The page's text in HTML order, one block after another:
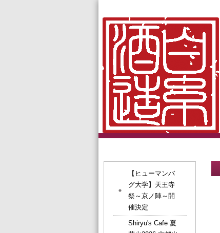
【ヒューマンバ
グ大学】天王寺
祭～京ノ陣～開
催決定
Shiryu's Cafe 夏